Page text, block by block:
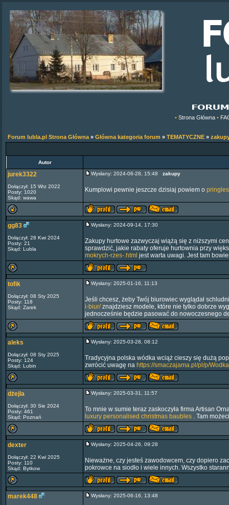
• Strona Główna •
Forum lubla.pl Strona Główna » Główna kategoria forum » TEMATYCZNE »
Autor
jurek3322
Dołączył: 15 Wrz 2022
Posty: 1020
Skąd: wawa
Wysłany: 2024-06-28, 15:48 zakupy
Kumplowi pewnie jeszcze dzisiaj powiem o pringles
gg83
Dołączył: 28 Kwi 2024
Posty: 21
Skąd: Lubla
Wysłany: 2024-09-14, 17:30
Zakupy hurtowe zazwyczaj wiążą się z niższymi
sprawdzić, jakie rabaty oferuje hurtownia przy
mokrych-rzes-.html jest warta uwagi. Jest tam
tofik
Dołączył: 08 Sty 2025
Posty: 118
Skąd: Zarek
Wysłany: 2025-01-16, 11:13
Jeśli chcesz, żeby Twój biurowiec wyglądał
i-biur/znajdziesz modele, które nie tylko dobrze
jednocześnie będzie pasować do nowoczesnego
aleks
Dołączył: 08 Sty 2025
Posty: 124
Skąd: Lubin
Wysłany: 2025-03-28, 08:12
Tradycyjna polska wódka wciąż cieszy się dużą
zwrócić uwagę na https://smaczajama.pl/pl/p/
dżejla
Dołączył: 30 Sie 2024
Posty: 461
Skąd: Poznań
Wysłany: 2025-03-31, 11:57
To mnie w sumie teraz zaskoczyła firma Artisan
luxury personalised christmas baubles . Tam
dexter
Dołączył: 22 Kwi 2025
Posty: 110
Skąd: Bytkow
Wysłany: 2025-04-26, 09:28
Nieważne, czy jesteś zawodowcem, czy dopiero
pokrowce na siodło i wiele innych. Wszystko
marek448 Wysłany: 2025-06-16, 13:48